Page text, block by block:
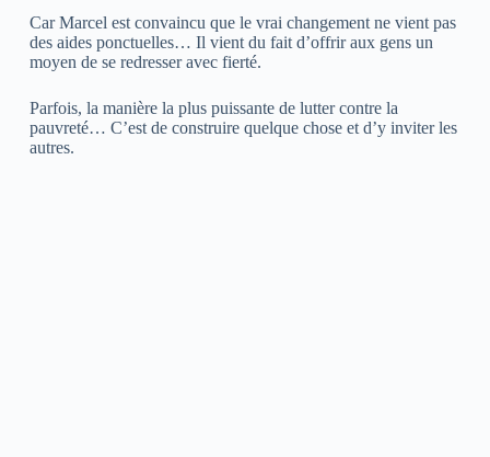
Car Marcel est convaincu que le vrai changement ne vient pas
des aides ponctuelles… Il vient du fait d’offrir aux gens un
moyen de se redresser avec fierté.
Parfois, la manière la plus puissante de lutter contre la
pauvreté… C’est de construire quelque chose et d’y inviter les
autres.